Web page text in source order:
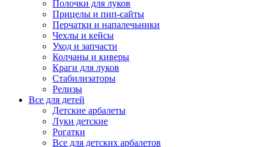
Полочки для луков
Прицелы и пип-сайты
Перчатки и напалечьники
Чехлы и кейсы
Уход и запчасти
Колчаны и киверы
Краги для луков
Стабилизаторы
Релизы
Все для детей
Детские арбалеты
Луки детские
Рогатки
Все для детских арбалетов